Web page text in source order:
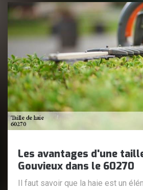
Les avantages d'une
Gouvieux dans le 60270
Il faut savoir que la haie est un